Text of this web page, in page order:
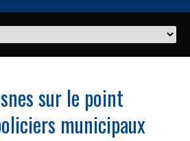
sur le point
municipaux